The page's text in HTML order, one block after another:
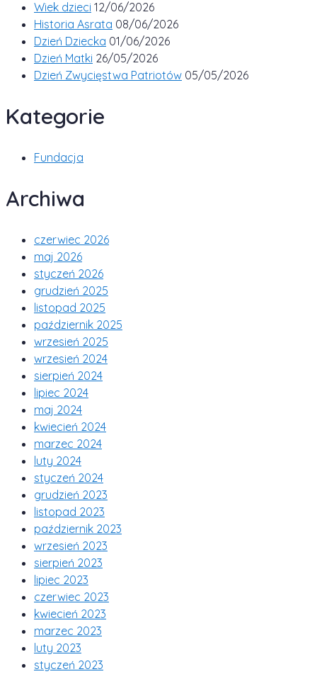
Wiek dzieci 12/06/2026
Historia Asrata 08/06/2026
Dzień Dziecka 01/06/2026
Dzień Matki 26/05/2026
Dzień Zwycięstwa Patriotów 05/05/2026
Kategorie
Fundacja
Archiwa
czerwiec 2026
maj 2026
styczeń 2026
grudzień 2025
listopad 2025
październik 2025
wrzesień 2025
wrzesień 2024
sierpień 2024
lipiec 2024
maj 2024
kwiecień 2024
marzec 2024
luty 2024
styczeń 2024
grudzień 2023
listopad 2023
październik 2023
wrzesień 2023
sierpień 2023
lipiec 2023
czerwiec 2023
kwiecień 2023
marzec 2023
luty 2023
styczeń 2023